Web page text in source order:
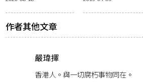
作者其他文章
嚴瑋擇
香港人。與一切腐朽事物同在。